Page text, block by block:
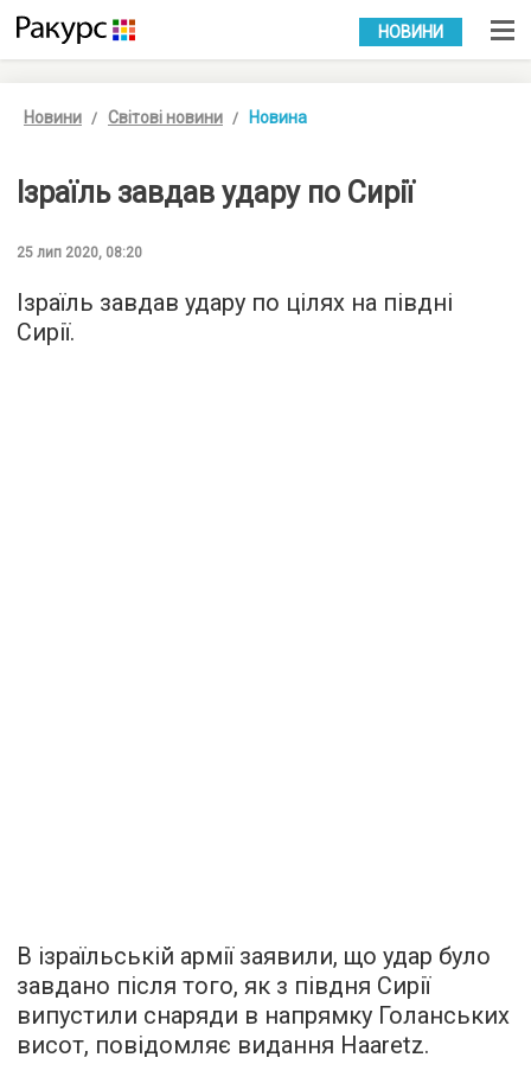
УКР РУС
НОВИНИ
Новини Світові новини Новина
Ізраїль завдав удару по Сирії
25 лип 2020, 08:20
Ізраїль завдав удару по цілях на півдні
Сирії.
В ізраїльській армії заявили, що удар було
завдано після того, як з півдня Сирії
випустили снаряди в напрямку Голанських
висот, повідомляє видання Haaretz.